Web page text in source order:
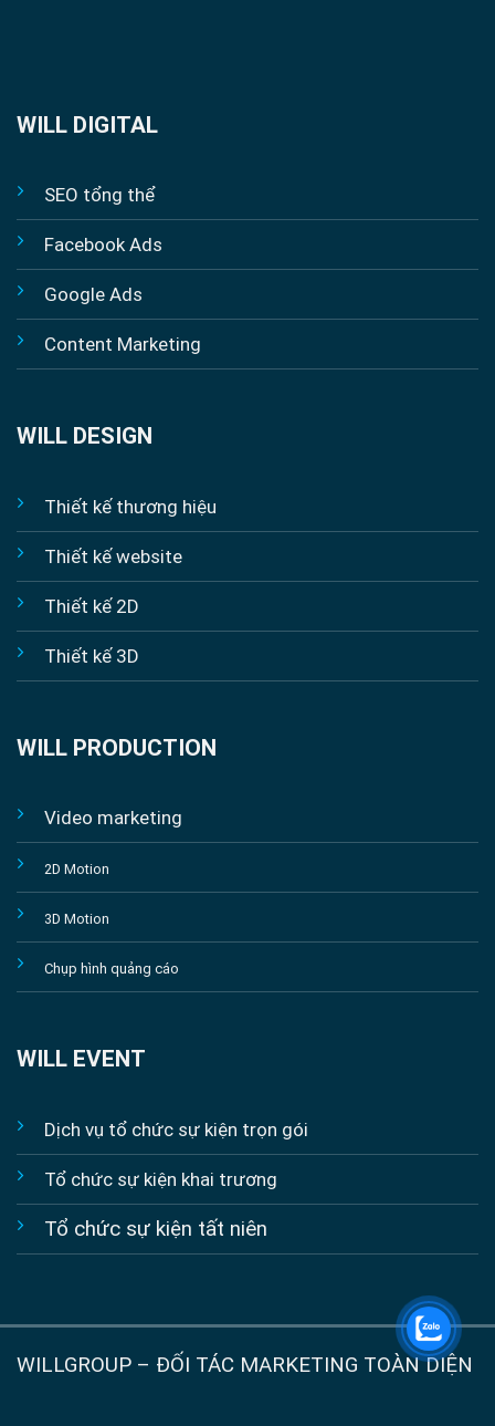
WILL DIGITAL
SEO tổng thể
Facebook Ads
Google Ads
Content Marketing
WILL DESIGN
Thiết kế thương hiệu
Thiết kế website
Thiết kế 2D
Thiết kế 3D
WILL PRODUCTION
Video marketing
2D Motion
3D Motion
Chụp hình quảng cáo
WILL EVENT
Dịch vụ tổ chức sự kiện trọn gói
Tổ chức sự kiện khai trương
Tổ chức sự kiện tất niên
WILLGROUP – ĐỐI TÁC MARKETING TOÀN DIỆN